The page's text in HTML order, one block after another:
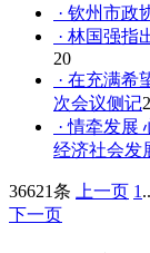
· 钦州市政
· 林国强指
20
· 在充满
次会议侧记
· 情牵发
经济社会发
36621条 上一页 1 ..
下一页